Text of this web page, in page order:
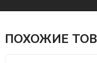
ПОХОЖИЕ